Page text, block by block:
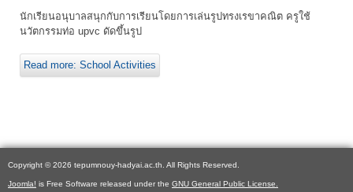
นักเรียนอนุบาลสนุกกับการเรียนโดยการเล่นรูปทรงเรขาคณิต ครูใช้
นวัตกรรมท่อ upvc ดัดขึ้นรูป
Read more: School Activities
Copyright © 2026 tepumnouy-hadyai.ac.th. All Rights Reserved.
Joomla! is Free Software released under the GNU General Public License.